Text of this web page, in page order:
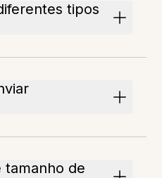
tipos
tamanho de